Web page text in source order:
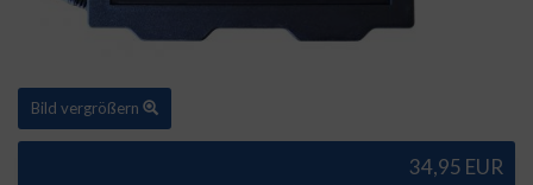
Bild vergrößern
34,95 EUR